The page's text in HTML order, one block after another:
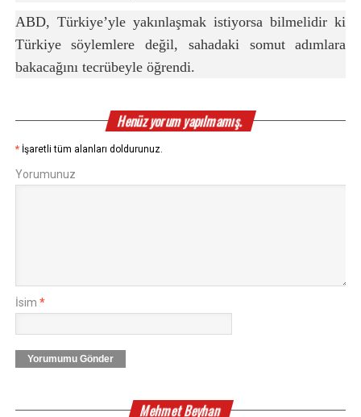
ABD, Türkiye’yle yakınlaşmak istiyorsa bilmelidir ki
Türkiye söylemlere değil, sahadaki somut adımlara
bakacağını tecrübeyle öğrendi.
Henüz yorum yapılmamış.
* İşaretli tüm alanları doldurunuz.
Yorumunuz
İsim *
Yorumumu Gönder
Mehmet Beyhan